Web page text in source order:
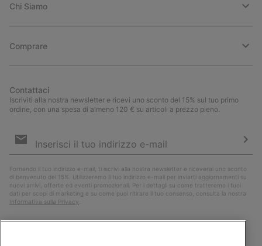
Chi Siamo
Comprare
Contattaci
Iscriviti alla nostra newsletter e ricevi uno sconto del 15% sul tuo primo
ordine, con una spesa di almeno 120 € su articoli a prezzo pieno.
e-
Fornendo il tuo indirizzo e-mail, ti iscrivi alla nostra newsletter e riceverai uno sconto
di benvenuto del 15%. Utilizzeremo il tuo indirizzo e-mail per inviarti aggiornamenti su
nuovi arrivi, offerte ed eventi promozionali. Per i dettagli su come tratteremo i tuoi
dati per scopi di marketing e su come puoi ritirare il tuo consenso, consulta la nostra
Informativa sulla Privacy